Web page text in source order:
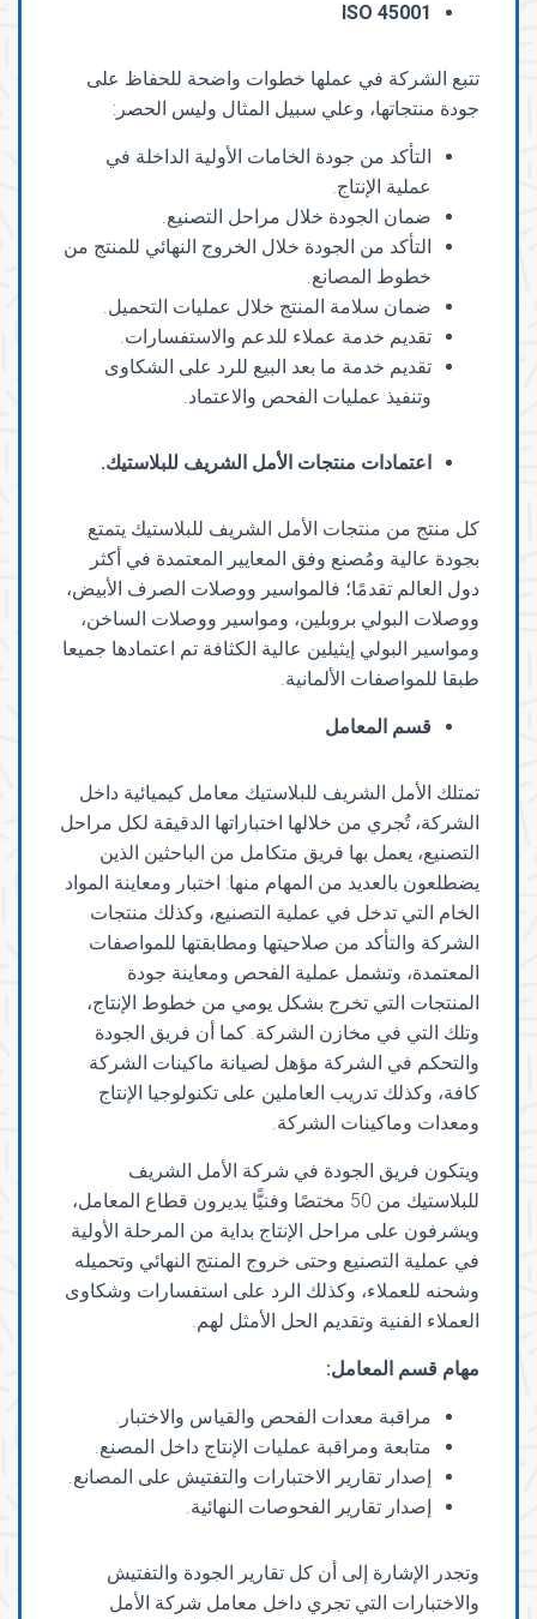
ISO 45001
تتبع الشركة في عملها خطوات واضحة للحفاظ على
جودة منتجاتها، وعلي سبيل المثال وليس الحصر:
التأكد من جودة الخامات الأولية الداخلة في
عملية الإنتاج.
ضمان الجودة خلال مراحل التصنيع.
التأكد من الجودة خلال الخروج النهائي للمنتج من
خطوط المصانع.
ضمان سلامة المنتج خلال عمليات التحميل.
تقديم خدمة عملاء للدعم والاستفسارات.
تقديم خدمة ما بعد البيع للرد على الشكاوى
وتنفيذ عمليات الفحص والاعتماد.
اعتمادات منتجات الأمل الشريف للبلاستيك.
كل منتج من منتجات الأمل الشريف للبلاستيك يتمتع
بجودة عالية ومُصنع وفق المعايير المعتمدة في أكثر
دول العالم تقدمًا؛ فالمواسير ووصلات الصرف الأبيض،
ووصلات البولي بروبلين، ومواسير ووصلات الساخن،
ومواسير البولي إيثيلين عالية الكثافة تم اعتمادها جميعا
طبقا للمواصفات الألمانية.
قسم المعامل
تمتلك الأمل الشريف للبلاستيك معامل كيميائية داخل
الشركة، تُجري من خلالها اختباراتها الدقيقة لكل مراحل
التصنيع، يعمل بها فريق متكامل من الباحثين الذين
يضطلعون بالعديد من المهام منها: اختبار ومعاينة المواد
الخام التي تدخل في عملية التصنيع، وكذلك منتجات
الشركة والتأكد من صلاحيتها ومطابقتها للمواصفات
المعتمدة، وتشمل عملية الفحص ومعاينة جودة
المنتجات التي تخرج بشكل يومي من خطوط الإنتاج،
وتلك التي في مخازن الشركة. كما أن فريق الجودة
والتحكم في الشركة مؤهل لصيانة ماكينات الشركة
كافة، وكذلك تدريب العاملين على تكنولوجيا الإنتاج
ومعدات وماكينات الشركة.
ويتكون فريق الجودة في شركة الأمل الشريف
للبلاستيك من 50 مختصًا وفنيًّا يديرون قطاع المعامل،
ويشرفون على مراحل الإنتاج بداية من المرحلة الأولية
في عملية التصنيع وحتى خروج المنتج النهائي وتحميله
وشحنه للعملاء، وكذلك الرد على استفسارات وشكاوى
العملاء الفنية وتقديم الحل الأمثل لهم.
مهام قسم المعامل:
مراقبة معدات الفحص والقياس والاختبار.
متابعة ومراقبة عمليات الإنتاج داخل المصنع.
إصدار تقارير الاختبارات والتفتيش على المصانع.
إصدار تقارير الفحوصات النهائية.
وتجدر الإشارة إلى أن كل تقارير الجودة والتفتيش
والاختبارات التي تجري داخل معامل شركة الأمل